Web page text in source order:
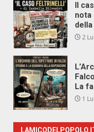
Il
nota
della
2
La
1